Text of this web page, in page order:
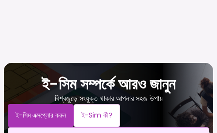
ই-সিম সম্পর্কে আরও জানুন
বিশ্বজুড়ে সংযুক্ত থাকার আপনার সহজ উপায়
ই-সিম এক্সপ্লোর করুন ই-Sim কী?